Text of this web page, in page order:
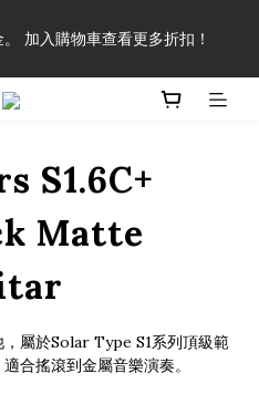
終生89折優惠！
加入購物車查看更多折扣！
配件滿$999（不含運費），即可
S1.6C+
Matte
屬於Solar Type S1系列頂級範
合搖滾到金屬音樂演奏。